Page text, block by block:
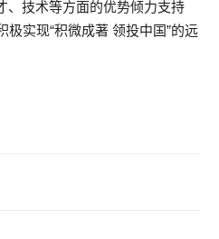
、技术等方面的优势倾力支持
实现“积微成著 领投中国”的远